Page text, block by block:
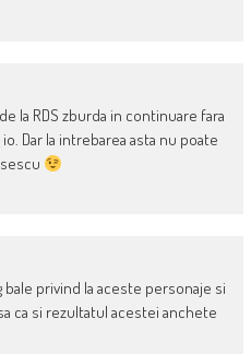
la RDS zburda in continuare fara
Dar la intrebarea asta nu poate
bale privind la aceste personaje si
ca si rezultatul acestei anchete